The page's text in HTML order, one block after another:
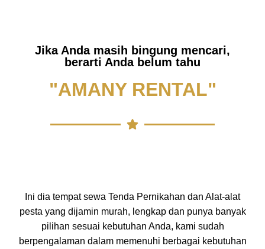
Jika Anda masih bingung mencari,
berarti Anda belum tahu
"AMANY RENTAL"
Ini dia tempat sewa Tenda Pernikahan dan Alat-alat
pesta yang dijamin murah, lengkap dan punya banyak
pilihan sesuai kebutuhan Anda, kami sudah
berpengalaman dalam memenuhi berbagai kebutuhan